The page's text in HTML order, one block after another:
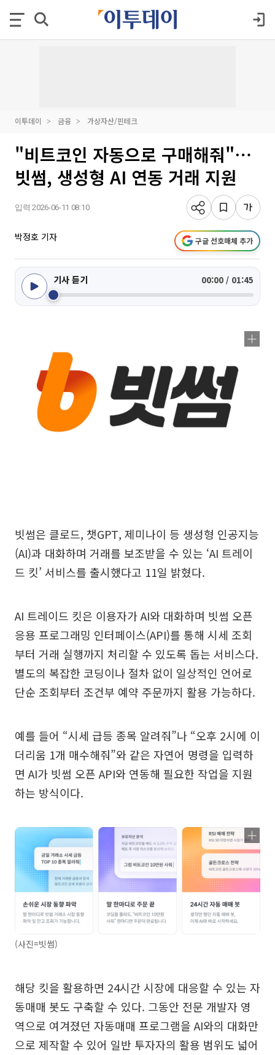
이투데이 금융 가상자산/핀테크
"비트코인 자동으로 구매해줘"⋯
빗썸, 생성형 AI 연동 거래 지원
입력 2026-06-11 08:10
박정호 기자 구글 선호매체 추가
기사 듣기 00:00 / 01:45
빗썸은 클로드, 챗GPT, 제미나이 등 생성형 인공지능
(AI)과 대화하며 거래를 보조받을 수 있는 ‘AI 트레이
드 킷’ 서비스를 출시했다고 11일 밝혔다.
AI 트레이드 킷은 이용자가 AI와 대화하며 빗썸 오픈
응용 프로그래밍 인터페이스(API)를 통해 시세 조회
부터 거래 실행까지 처리할 수 있도록 돕는 서비스다.
별도의 복잡한 코딩이나 절차 없이 일상적인 언어로
단순 조회부터 조건부 예약 주문까지 활용 가능하다.
예를 들어 “시세 급등 종목 알려줘”나 “오후 2시에 이
더리움 1개 매수해줘”와 같은 자연어 명령을 입력하
면 AI가 빗썸 오픈 API와 연동해 필요한 작업을 지원
하는 방식이다.
(사진=빗썸)
해당 킷을 활용하면 24시간 시장에 대응할 수 있는 자
동매매 봇도 구축할 수 있다. 그동안 전문 개발자 영
역으로 여겨졌던 자동매매 프로그램을 AI와의 대화만
으로 제작할 수 있어 일반 투자자의 활용 범위도 넓어